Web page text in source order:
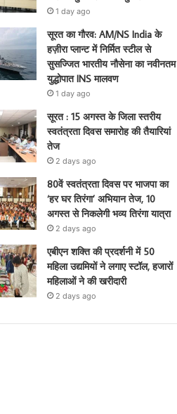
1 day ago
सूरत का गौरव: AM/NS India के
हज़ीरा प्लान्ट में निर्मित स्टील से
सुसज्जित भारतीय नौसेना का नवीनतम
युद्धोपात INS मालवण
1 day ago
सूरत : 15 अगस्त के जिला स्तरीय
स्वतंत्रता दिवस समारोह की तैयारियां
तेज
2 days ago
80वें स्वतंत्रता दिवस पर भाजपा का
‘हर घर तिरंगा’ अभियान तेज, 10
अगस्त से निकलेगी भव्य तिरंगा यात्रा
2 days ago
एबीएन शक्ति की प्रदर्शनी में 50
महिला उद्यमियों ने लगाए स्टॉल, हजारों
महिलाओं ने की खरीदारी
2 days ago